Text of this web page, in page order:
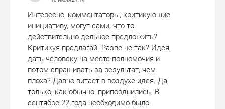
Интересно, комментаторы, критикующие
инициативу, могут сами, что то
действительно дельное предложить?
Критикуя-предлагай. Разве не так? Идея,
дать человеку на месте полномочия и
потом спрашивать за результат, чем
плоха? Давно витает в воздухе идея. Да,
только, как обычно, припозднились. В
сентябре 22 года необходимо было